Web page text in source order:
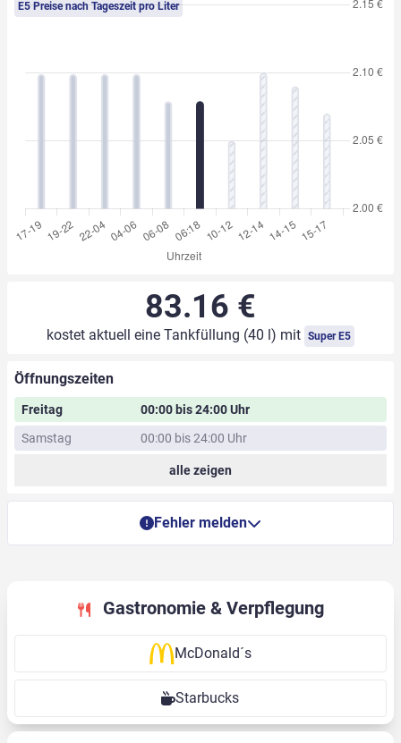
E5 Preise nach Tageszeit pro Liter
83.16 €
kostet aktuell eine Tankfüllung (40 l) mit Super E5
Öffnungszeiten
Freitag
00:00 bis 24:00 Uhr
Samstag
00:00 bis 24:00 Uhr
alle zeigen
Fehler melden
Gastronomie & Verpflegung
McDonald´s
Starbucks